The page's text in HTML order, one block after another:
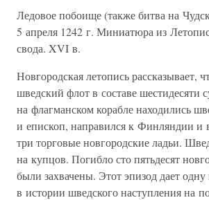
Ледовое побоище (также битва на
5 апреля 1242 г. Миниатюра из
свода. XVI в.
Новгородская летопись рассказывает,
шведский флот в составе шестидесяти
на флагманском корабле находились
и епископ, направился к Финляндии и
три торговые новгородские ладьи.
на купцов. Погибло сто пятьдесят
были захвачены. Этот эпизод дает
в истории шведского наступления на